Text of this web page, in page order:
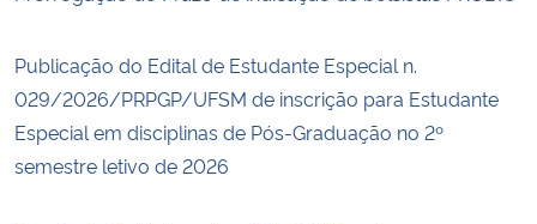
Publicação do Edital de Estudante Especial n.
029/2026/PRPGP/UFSM de inscrição para Estudante
Especial em disciplinas de Pós-Graduação no 2º
semestre letivo de 2026